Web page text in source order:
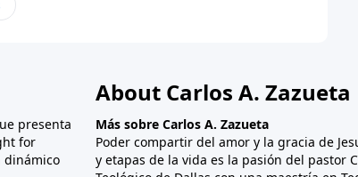
presenta
for
dinámico
About Carlos A. Zazueta
Más sobre Carlos A. Zazueta
Poder compartir del amor y la gracia de
y etapas de la vida es la pasión del pastor